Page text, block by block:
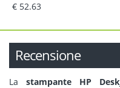
€ 52.63
Recensione
La stampante HP